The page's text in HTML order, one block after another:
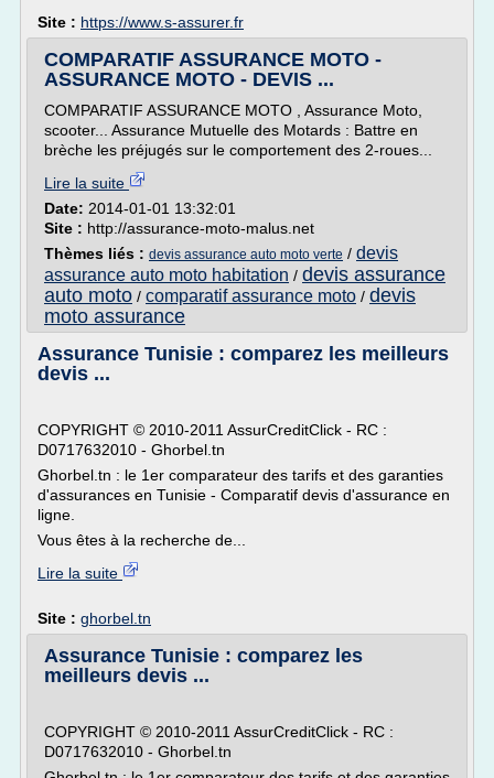
Site : https://www.s-assurer.fr
COMPARATIF ASSURANCE MOTO -
ASSURANCE MOTO - DEVIS ...
COMPARATIF ASSURANCE MOTO , Assurance Moto,
scooter... Assurance Mutuelle des Motards : Battre en
brèche les préjugés sur le comportement des 2-roues...
Lire la suite
Date: 2014-01-01 13:32:01
Site : http://assurance-moto-malus.net
Thèmes liés : devis assurance auto moto verte / devis
assurance auto moto habitation / devis assurance
auto moto / comparatif assurance moto / devis
moto assurance
Assurance Tunisie : comparez les meilleurs
devis ...
COPYRIGHT © 2010-2011 AssurCreditClick - RC :
D0717632010 - Ghorbel.tn
Ghorbel.tn : le 1er comparateur des tarifs et des garanties
d'assurances en Tunisie - Comparatif devis d'assurance en
ligne.
Vous êtes à la recherche de...
Lire la suite
Site : ghorbel.tn
Assurance Tunisie : comparez les
meilleurs devis ...
COPYRIGHT © 2010-2011 AssurCreditClick - RC :
D0717632010 - Ghorbel.tn